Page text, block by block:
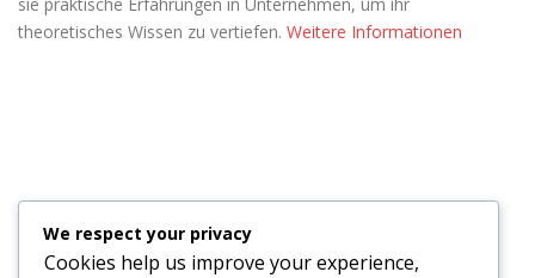
theoretisches Wissen zu vertiefen. Weitere Informationen
Copyright © 2026 PTS | 22 | FMS Polytechnische Schule–
OnePressTheme von FameThemes
We respect your privacy
Cookies help us improve your experience,